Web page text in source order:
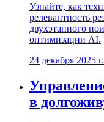
Узнайте, как
релевантность
двухэтапного
оптимизации AI.
24 декабря 2025 г.
в